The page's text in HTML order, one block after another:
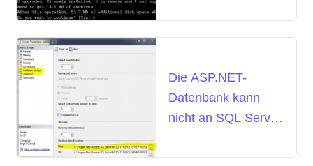
Debian 9
Die ASP.NET-
Datenbank kann
nicht an SQL Server
angefügt werden